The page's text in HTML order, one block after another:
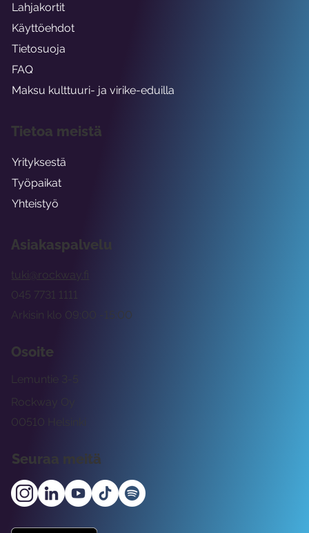
Asiakaspalvelu
tuki@rockway.fi
Arkisin klo 09:00 -15:00
045 7731 1111
Osoite
Rockway Oy
Lemuntie 3-5
00510 Helsinki
Seuraa meitä
Lahjakortit
Käyttöehdot
Tietosuoja
FAQ
Maksu kulttuuri- ja virike-eduilla
Tietoa meistä
Yrityksestä
Työpaikat
Yhteistyö